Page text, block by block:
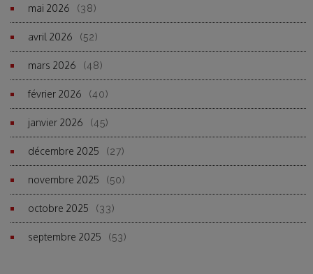
mai 2026 (38)
avril 2026 (52)
mars 2026 (48)
février 2026 (40)
janvier 2026 (45)
décembre 2025 (27)
novembre 2025 (50)
octobre 2025 (33)
septembre 2025 (53)